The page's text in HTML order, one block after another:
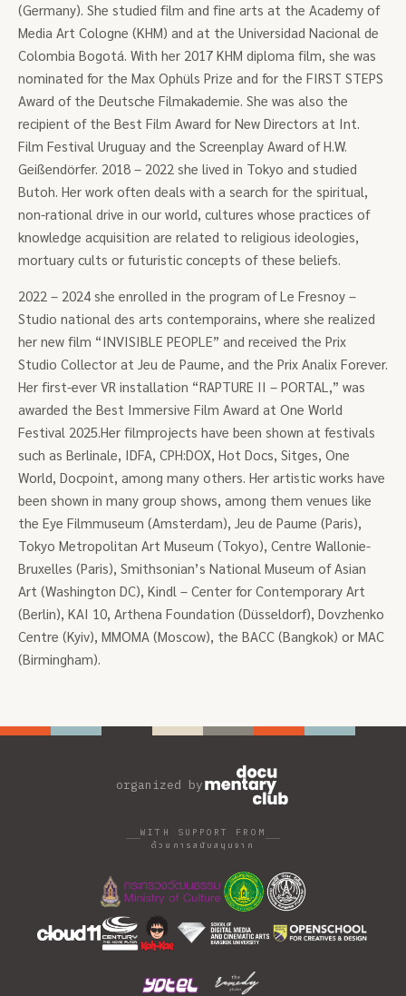
(Germany). She studied film and fine arts at the Academy of
Media Art Cologne (KHM) and at the Universidad Nacional de
Colombia Bogotá. With her 2017 KHM diploma film, she was
nominated for the Max Ophüls Prize and for the FIRST STEPS
Award of the Deutsche Filmakademie. She was also the
recipient of the Best Film Award for New Directors at Int.
Film Festival Uruguay and the Screenplay Award of H.W.
Geißendörfer. 2018 – 2022 she lived in Tokyo and studied
Butoh. Her work often deals with a search for the spiritual,
non-rational drive in our world, cultures whose practices of
knowledge acquisition are related to religious ideologies,
mortuary cults or futuristic concepts of these beliefs.
2022 – 2024 she enrolled in the program of Le Fresnoy –
Studio national des arts contemporains, where she realized
her new film “INVISIBLE PEOPLE” and received the Prix
Studio Collector at Jeu de Paume, and the Prix Analix Forever.
Her first-ever VR installation “RAPTURE II – PORTAL,” was
awarded the Best Immersive Film Award at One World
Festival 2025.Her filmprojects have been shown at festivals
such as Berlinale, IDFA, CPH:DOX, Hot Docs, Sitges, One
World, Docpoint, among many others. Her artistic works have
been shown in many group shows, among them venues like
the Eye Filmmuseum (Amsterdam), Jeu de Paume (Paris),
Tokyo Metropolitan Art Museum (Tokyo), Centre Wallonie-
Bruxelles (Paris), Smithsonian’s National Museum of Asian
Art (Washington DC), Kindl – Center for Contemporary Art
(Berlin), KAI 10, Arthena Foundation (Düsseldorf), Dovzhenko
Centre (Kyiv), MMOMA (Moscow), the BACC (Bangkok) or MAC
(Birmingham).
organized by
WITH SUPPORT FROM
ด้วยการสนับสนุนจาก